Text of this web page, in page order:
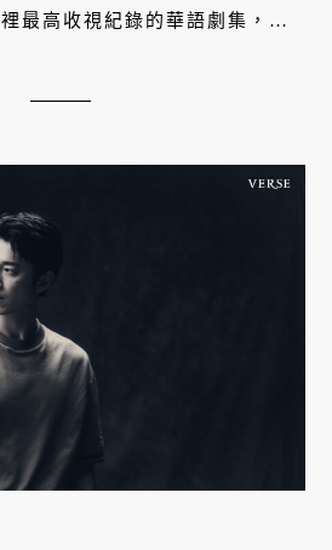
最高收視紀錄的華語劇集，為